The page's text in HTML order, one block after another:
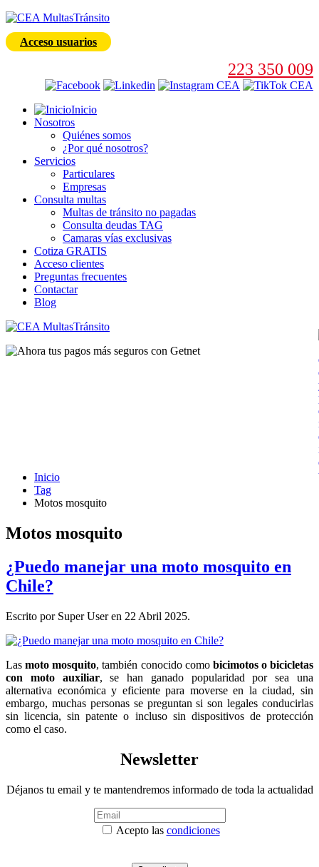
Acceso usuarios
223 350 009
Inicio
Nosotros
Quiénes somos
¿Por qué nosotros?
Servicios
Particulares
Empresas
Consulta multas
Multas de tránsito no pagadas
Consulta deudas TAG
Camaras vías exclusivas
Cotiza GRATIS
Acceso clientes
Preguntas frecuentes
Contactar
Blog
Inicio
Tag
Motos mosquito
Motos mosquito
¿Puedo manejar una moto mosquito en
Chile?
Escrito por Super User en 22 Abril 2025.
Lasmoto mosquito, también conocido como bicimotos o bicicletas
con moto auxiliar, se han ganado popularidad por sea una
alternativa económica y eficiente para moverse en la ciudad, sin
embargo, muchas personas se preguntan si son legales conducirlas
sin licencia, sin patente o incluso sin dispositivos de protección
como el caso.
Newsletter
Déjanos tu email y te mantendremos informado de toda la actualidad
Acepto las condiciones